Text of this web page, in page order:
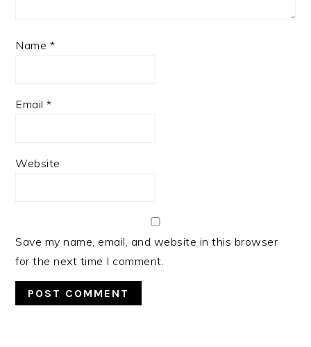
Name *
Email*
Website
Save my name, email, and website in this browser
for the next time I comment.